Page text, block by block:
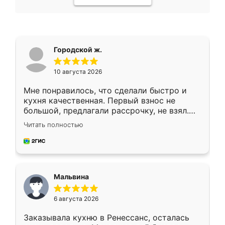
Городской ж.
10 августа 2026
Мне понравилось, что сделали быстро и
кухня качественная. Первый взнос не
большой, предлагали рассрочку, не взял.
Ждал меньше месяца, сборщик с прямыми
руками. По цене вышло адекватно.
Рекомендую!
Читать полностью
Мальвина
6 августа 2026
Заказывала кухню в Ренессанс, осталась